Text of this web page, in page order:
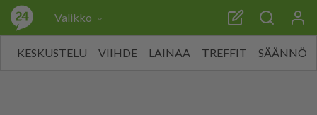
Valikko
KESKUSTELU VIIHDE LAINAA TREFFIT SÄÄNNÖT